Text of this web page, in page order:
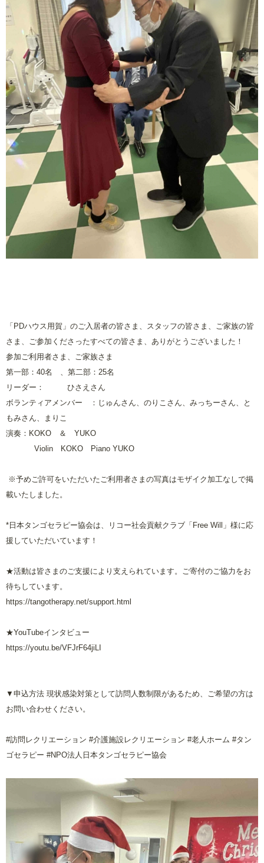
「PDハウス用賀」のご入居者の皆さま、スタッフの皆さま、ご家族の皆
さま、ご参加くださったすべての皆さま、ありがとうございました！
参加ご利用者さま、ご家族さま
第一部： 40名 、第二部： 25名
リーダー： ひさえさん
ボランティアメンバー ：じゅんさん、のりこさん、みっちーさん、と
もみさん、まりこ
演奏： KOKO ＆ YUKO
Violin KOKO Piano YUKO
※予めご許可をいただいたご利用者さまの写真はモザイク加工なしで掲
載いたしました。
*日本タンゴセラピー協会は、リコー社会貢献クラブ「Free Will 」様に応
援していただいています！
★活動は皆さまのご支援により支えられています。ご寄付のご協力をお
待ちしています。
https://tangotherapy.net/support.html
★YouTubeインタビュー
https://youtu.be/VFJrF64jiLI
▼申込方法 現状感染対策として訪問人数制限があるため、ご希望の方は
お問い合わせください。
#訪問レクリエーション #介護施設レクリエーション #老人ホーム #タン
ゴセラピー #NPO法人日本タンゴセラピー協会